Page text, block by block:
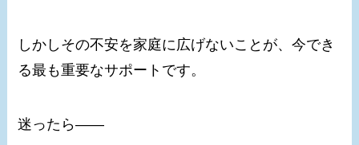
しかしその不安を家庭に広げないことが、今でき
る最も重要なサポートです。
迷ったら――